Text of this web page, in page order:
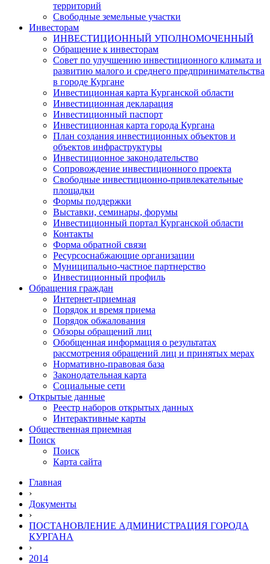
территорий
Свободные земельные участки
Инвесторам
ИНВЕСТИЦИОННЫЙ УПОЛНОМОЧЕННЫЙ
Обращение к инвесторам
Совет по улучшению инвестиционного климата и
развитию малого и среднего предпринимательства
в городе Кургане
Инвестиционная карта Курганской области
Инвестиционная декларация
Инвестиционный паспорт
Инвестиционная карта города Кургана
План создания инвестиционных объектов и
объектов инфраструктуры
Инвестиционное законодательство
Сопровождение инвестиционного проекта
Свободные инвестиционно-привлекательные
площадки
Формы поддержки
Выставки, семинары, форумы
Инвестиционный портал Курганской области
Контакты
Форма обратной связи
Ресурсоснабжающие организации
Муниципально-частное партнерство
Инвестиционный профиль
Обращения граждан
Интернет-приемная
Порядок и время приема
Порядок обжалования
Обзоры обращений лиц
Обобщенная информация о результатах
рассмотрения обращений лиц и принятых мерах
Нормативно-правовая база
Законодательная карта
Социальные сети
Открытые данные
Реестр наборов открытых данных
Интерактивные карты
Общественная приемная
Поиск
Поиск
Карта сайта
Главная
›
Документы
›
ПОСТАНОВЛЕНИЕ АДМИНИСТРАЦИЯ ГОРОДА
КУРГАНА
›
2014